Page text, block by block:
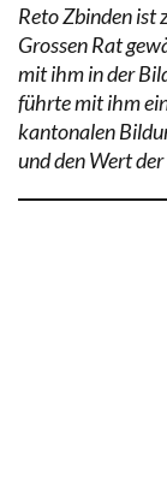
Reto Zbinden ist
Grossen Rat
mit ihm in der
führte mit ihm
kantonalen
und den Wert